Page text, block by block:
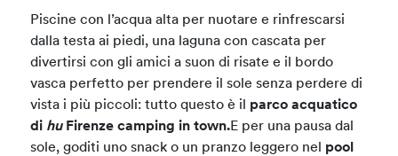
Piscine con l’acqua alta per nuotare e rinfrescarsi
dalla testa ai piedi, una laguna con cascata per
divertirsi con gli amici a suon di risate e il bordo
vasca perfetto per prendere il sole senza perdere di
vista i più piccoli: tutto questo è il parco acquatico
di huFirenze camping in town.E per una pausa dal
sole, goditi uno snack o un pranzo leggero nel pool